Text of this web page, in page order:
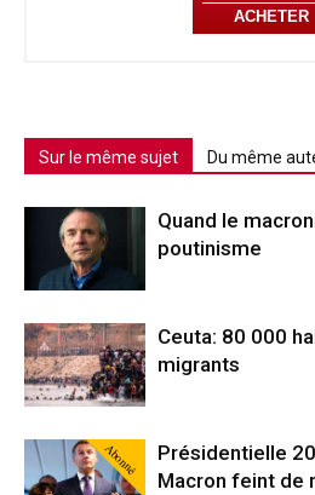
ACHETER
Sur le même sujet Du même
Quand le
poutinisme
Ceuta: 80 000
migrants
Abonné
Présidentielle
Macron feint de